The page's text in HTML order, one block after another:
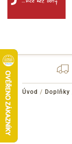
Úvod / Doplňky